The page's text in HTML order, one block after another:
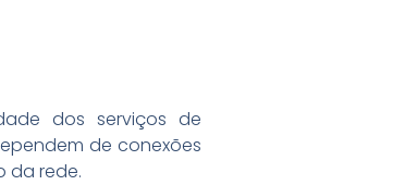
dos serviços de
de conexões
da rede.